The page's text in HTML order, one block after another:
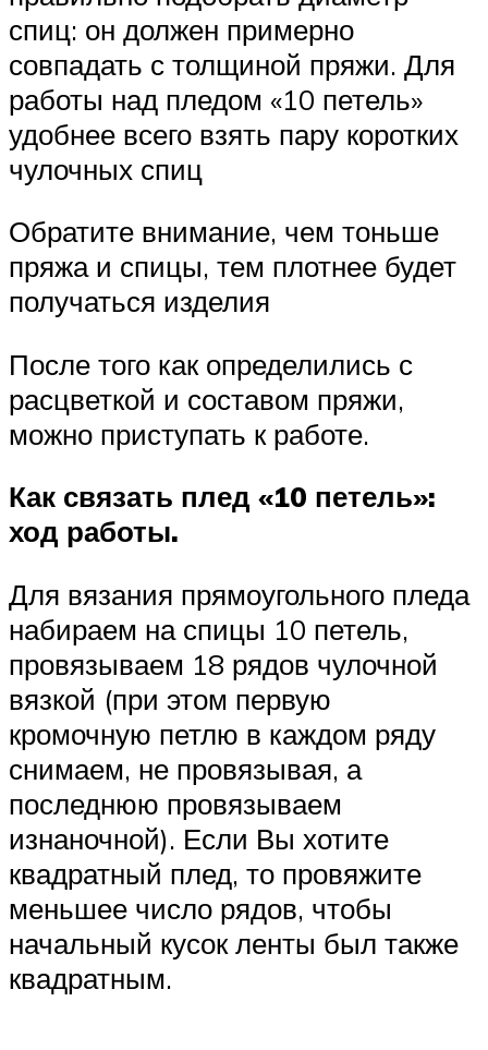
спиц: он должен примерно
совпадать с толщиной пряжи. Для
работы над пледом «10 петель»
удобнее всего взять пару коротких
чулочных спиц
Обратите внимание, чем тоньше
пряжа и спицы, тем плотнее будет
получаться изделия
После того как определились с
расцветкой и составом пряжи,
можно приступать к работе.
Как связать плед «10 петель»:
ход работы.
Для вязания прямоугольного пледа
набираем на спицы 10 петель,
провязываем 18 рядов чулочной
вязкой (при этом первую
кромочную петлю в каждом ряду
снимаем, не провязывая, а
последнюю провязываем
изнаночной). Если Вы хотите
квадратный плед, то провяжите
меньшее число рядов, чтобы
начальный кусок ленты был также
квадратным.